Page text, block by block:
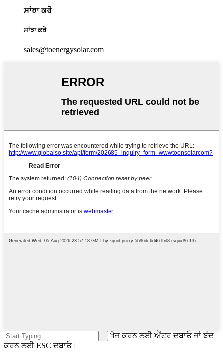
ਸਾਂਝਾ ਕਰੋ
ਸਾਂਝਾ ਕਰੋ
sales@toenergysolar.com
ਖੋਜ ਕਰਨ ਲਈ ਐਂਟਰ ਦਬਾਓ ਜਾਂ ਬੰਦ
ਕਰਨ ਲਈ ESC ਦਬਾਓ।